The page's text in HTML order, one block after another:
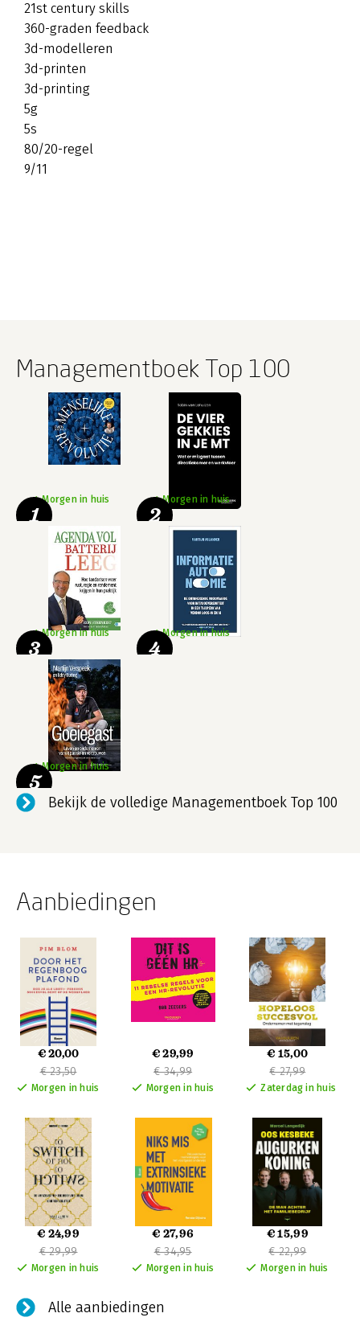
21st century skills
360-graden feedback
3d-modelleren
3d-printen
3d-printing
5g
5s
80/20-regel
9/11
Managementboek Top 100
Morgen in huis
1
Morgen in huis
2
Morgen in huis
3
Morgen in huis
4
Morgen in huis
5
Bekijk de volledige Managementboek Top 100
Aanbiedingen
€ 20,00
€ 23,50
Morgen in huis
€ 29,99
€ 34,99
Morgen in huis
€ 15,00
€ 27,99
Zaterdag in huis
€ 24,99
€ 29,99
Morgen in huis
€ 27,96
€ 34,95
Morgen in huis
€ 15,99
€ 22,99
Morgen in huis
Alle aanbiedingen